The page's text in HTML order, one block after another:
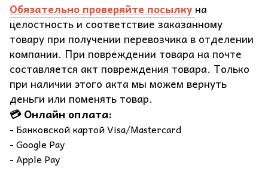
Обязательно проверяйте посылку на
целостность и соответствие заказанному
товару при получении перевозчика в отделении
компании. При повреждении товара на почте
составляется акт повреждения товара. Только
при наличии этого акта мы можем вернуть
деньги или поменять товар.
💳 Онлайн оплата:
- Банковской картой Visa/Mastercard
- Google Pay
- Apple Pay